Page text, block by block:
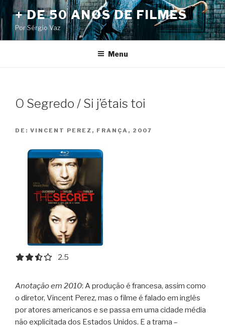
Pular
para
o
conteúdo
+ DE 50 ANOS DE FILMES
Por Sérgio Vaz
Menu
O Segredo / Si j’étais toi
DE: VINCENT PEREZ, FRANÇA, 2007
2.5 out of 5.0 stars
2.5
Anotação em 2010: A produção é francesa, assim como
o diretor, Vincent Perez, mas o filme é falado em inglês
por atores americanos e se passa em uma cidade média
não explicitada dos Estados Unidos. E a trama –